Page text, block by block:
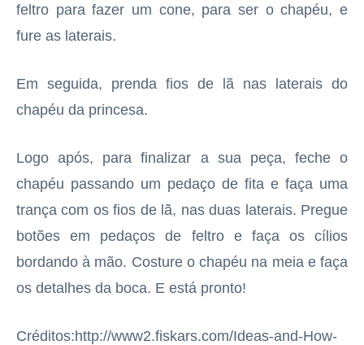
feltro para fazer um cone, para ser o chapéu, e
fure as laterais.
Em seguida, prenda fios de lã nas laterais do
chapéu da princesa.
Logo após, para finalizar a sua peça, feche o
chapéu passando um pedaço de fita e faça uma
trança com os fios de lã, nas duas laterais. Pregue
botões em pedaços de feltro e faça os cílios
bordando à mão. Costure o chapéu na meia e faça
os detalhes da boca. E está pronto!
Créditos:http://www2.fiskars.com/Ideas-and-How-